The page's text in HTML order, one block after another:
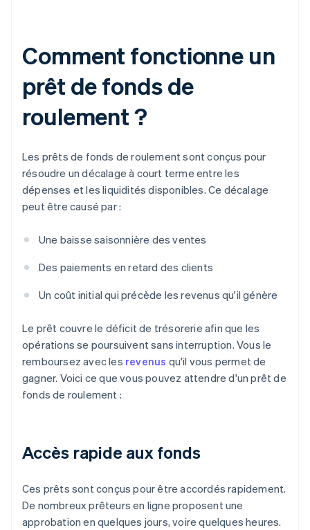
Comment fonctionne un
prêt de fonds de
roulement ?
Les prêts de fonds de roulement sont conçus pour
résoudre un décalage à court terme entre les
dépenses et les liquidités disponibles. Ce décalage
peut être causé par :
Une baisse saisonnière des ventes
Des paiements en retard des clients
Un coût initial qui précède les revenus qu'il génère
Le prêt couvre le déficit de trésorerie afin que les
opérations se poursuivent sans interruption. Vous le
remboursez avec les revenus qu'il vous permet de
gagner. Voici ce que vous pouvez attendre d'un prêt de
fonds de roulement :
Accès rapide aux fonds
Ces prêts sont conçus pour être accordés rapidement.
De nombreux prêteurs en ligne proposent une
approbation en quelques jours, voire quelques heures.